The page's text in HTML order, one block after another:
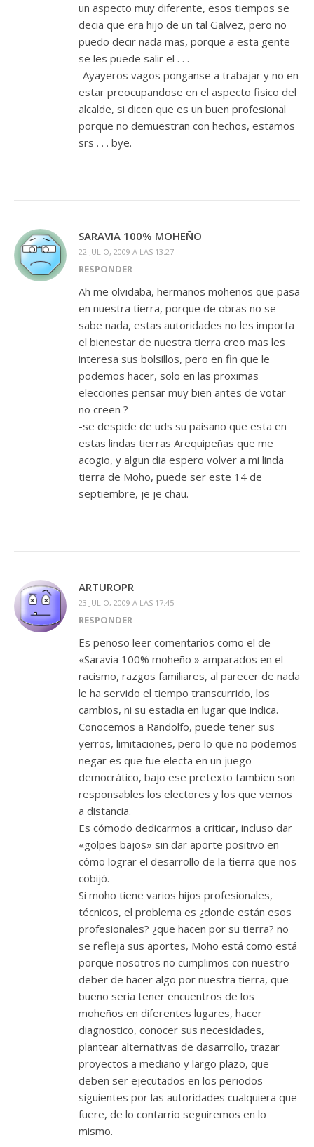
un aspecto muy diferente, esos tiempos se
decia que era hijo de un tal Galvez, pero no
puedo decir nada mas, porque a esta gente
se les puede salir el . . .
-Ayayeros vagos ponganse a trabajar y no en
estar preocupandose en el aspecto fisico del
alcalde, si dicen que es un buen profesional
porque no demuestran con hechos, estamos
srs . . . bye.
SARAVIA 100% MOHEÑO
22 JULIO, 2009 A LAS 13:27
RESPONDER
Ah me olvidaba, hermanos moheños que pasa
en nuestra tierra, porque de obras no se
sabe nada, estas autoridades no les importa
el bienestar de nuestra tierra creo mas les
interesa sus bolsillos, pero en fin que le
podemos hacer, solo en las proximas
elecciones pensar muy bien antes de votar
no creen ?
-se despide de uds su paisano que esta en
estas lindas tierras Arequipeñas que me
acogio, y algun dia espero volver a mi linda
tierra de Moho, puede ser este 14 de
septiembre, je je chau.
ARTUROPR
23 JULIO, 2009 A LAS 17:45
RESPONDER
Es penoso leer comentarios como el de
«Saravia 100% moheño » amparados en el
racismo, razgos familiares, al parecer de nada
le ha servido el tiempo transcurrido, los
cambios, ni su estadia en lugar que indica.
Conocemos a Randolfo, puede tener sus
yerros, limitaciones, pero lo que no podemos
negar es que fue electa en un juego
democrático, bajo ese pretexto tambien son
responsables los electores y los que vemos
a distancia.
Es cómodo dedicarmos a criticar, incluso dar
«golpes bajos» sin dar aporte positivo en
cómo lograr el desarrollo de la tierra que nos
cobijó.
Si moho tiene varios hijos profesionales,
técnicos, el problema es ¿donde están esos
profesionales? ¿que hacen por su tierra? no
se refleja sus aportes, Moho está como está
porque nosotros no cumplimos con nuestro
deber de hacer algo por nuestra tierra, que
bueno seria tener encuentros de los
moheños en diferentes lugares, hacer
diagnostico, conocer sus necesidades,
plantear alternativas de dasarrollo, trazar
proyectos a mediano y largo plazo, que
deben ser ejecutados en los periodos
siguientes por las autoridades cualquiera que
fuere, de lo contarrio seguiremos en lo
mismo.